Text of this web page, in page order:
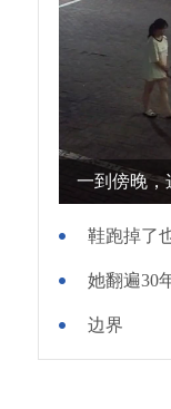
一到傍晚，
边界